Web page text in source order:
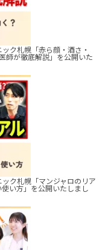
ク札幌「赤ら顔・酒さ・
師が徹底解説」を公開いた
ク札幌「マンジャロのリア
い方」を公開いたしまし